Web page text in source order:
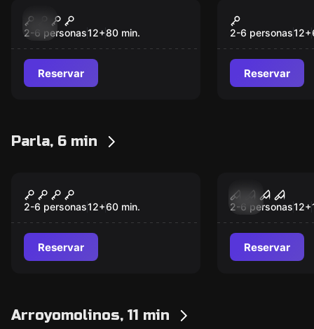
Nuevo
La Vinoteca
2-6 personas12+80 min.
Reservar
Nuevo
El
2-6 personas12+
Reservar
Parla, 6 min
Nuevo
Némesis
2-6 personas12+60 min.
Reservar
Nuevo
La
2-6 personas12+
Reservar
Arroyomolinos, 11 min